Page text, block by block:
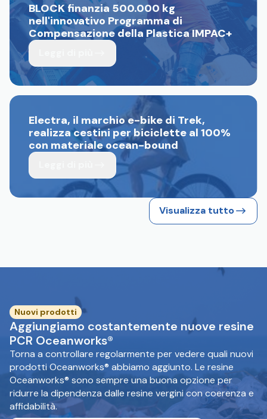
BLOCK finanzia 500.000 kg
nell'innovativo Programma di
Compensazione della Plastica IMPAC+
Electra, il marchio e-bike di Trek,
realizza cestini per biciclette al 100%
con materiale ocean-bound
Visualizza tutto
Nuovi prodotti
Aggiungiamo costantemente nuove resine
PCR Oceanworks®
Torna a controllare regolarmente per vedere quali nuovi
prodotti Oceanworks® abbiamo aggiunto. Le resine
Oceanworks® sono sempre una buona opzione per
ridurre la dipendenza dalle resine vergini con coerenza e
affidabilità.